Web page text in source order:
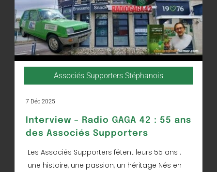
Associés Supporters Stéphanois
7 Déc 2025
Interview – Radio GAGA 42 : 55 ans
des Associés Supporters
Les Associés Supporters fêtent leurs 55 ans :
une histoire, une passion, un héritage Nés en